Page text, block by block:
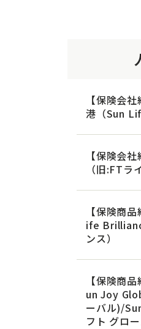
【保険会
港（Sun
【保険会
（旧:FTラ
【保険商
ife
ンス）
【保険商
un Joy
ーバル)/
フト グロ